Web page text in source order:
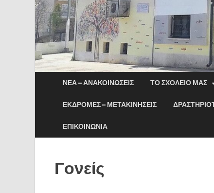
ΝΈΑ – ΑΝΑΚΟΙΝΏΣΕΙΣ ΤΟ ΣΧΟΛΕΙΟ ΜΑΣ
ΕΚΔΡΟΜΕΣ – ΜΕΤΑΚΙΝΗΣΕΙΣ
ΕΠΙΚΟΙΝΩΝΊΑ
Γονείς